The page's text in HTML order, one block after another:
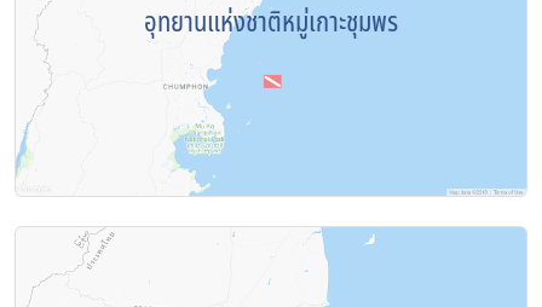
อุทยานแห่งชาติหมู่เกาะชุมพร